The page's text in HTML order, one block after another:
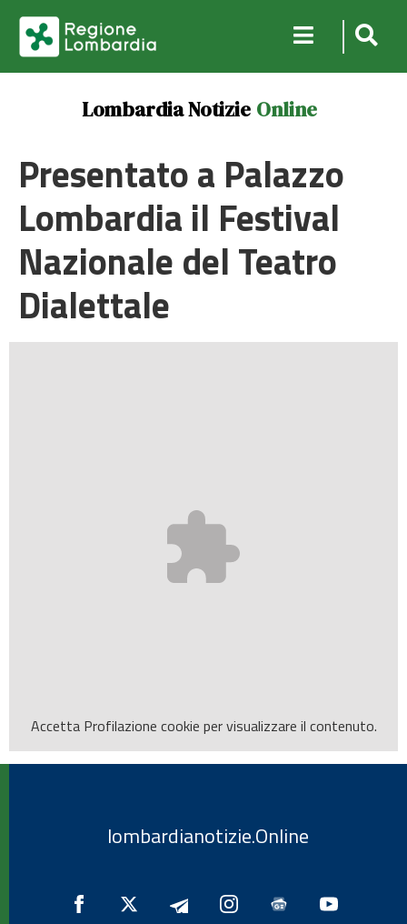
Lombardia Notizie Online
Presentato a Palazzo
Lombardia il Festival
Nazionale del Teatro
Dialettale
Accetta Profilazione cookie per visualizzare il contenuto.
lombardianotizie.Online